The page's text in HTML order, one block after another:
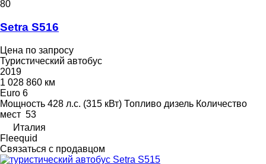
80
Setra S516
Цена по запросу
Туристический автобус
2019
1 028 860 км
Euro 6
Мощность 428 л.с. (315 кВт) Топливо дизель Количество
мест 53
Италия
Fleequid
Связаться с продавцом